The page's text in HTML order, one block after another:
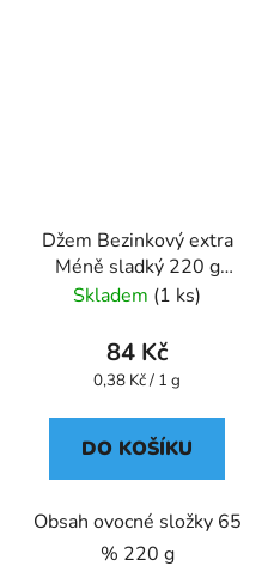
Džem Bezinkový extra
Méně sladký 220 g
GREŠÍK
Skladem (1 ks)
84 Kč
Měrná
0,38 Kč / 1 g
DO KOŠÍKU
Obsah ovocné složky 65
% 220 g